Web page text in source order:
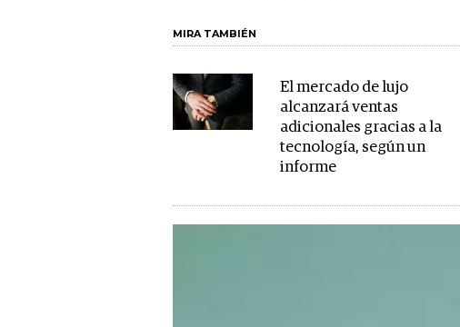
MIRA TAMBIÉN
El mercado de lujo
alcanzará ventas
adicionales gracias a la
tecnología, según un
informe